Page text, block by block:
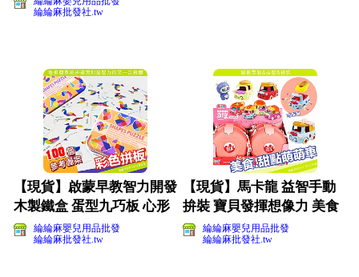
綸綸麻批發社.tw
【現貨】啟蒙早教智力開發
木製鐵盒 蛋型九巧板 心形
九巧板(影片必看)
綸綸麻嬰兒用品批發
綸綸麻批發社.tw
【現貨】馬卡龍 益智手動
拚裝 寶貝發揮想像力 美食
萌萌車PZ835-薯
綸綸麻嬰兒用品批發
綸綸麻批發社.tw